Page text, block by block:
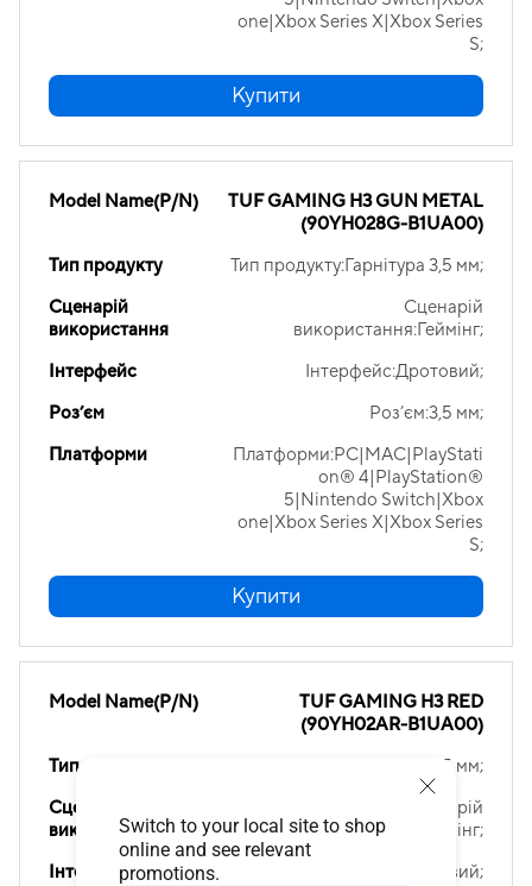
Switch to your local site to shop
online and see relevant
promotions.
one|Xbox Series X|Xbox Series
S;
Купити
Model Name(P/N)
TUF GAMING H3 GUN METAL
(90YH028G-B1UA00)
Тип продукту
Тип продукту:Гарнітура 3,5 мм;
Сценарій
використання
Сценарій
використання:Геймінг;
Інтерфейс
Інтерфейс:Дротовий;
Роз’єм
Роз’єм:3,5 мм;
Платформи
Платформи:PC|MAC|PlayStati
on® 4|PlayStation®
5|Nintendo Switch|Xbox
one|Xbox Series X|Xbox Series
S;
Купити
Model Name(P/N)
TUF GAMING H3 RED
(90YH02AR-B1UA00)
Тип продукту
Тип продукту:Гарнітура 3,5 мм;
Сценарій
використання
Сценарій
використання:Геймінг;
Інтерфейс
Інтерфейс:Дротовий;